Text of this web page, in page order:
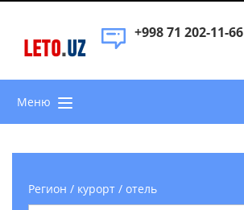
LETO.UZ
+998 71 202-11-66
Меню
Регион / курорт / отель